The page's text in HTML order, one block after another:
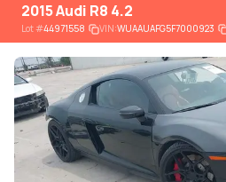
2015 Audi R8 4.2
Lot#44971558 VIN:WUAAUAFG5F7000923